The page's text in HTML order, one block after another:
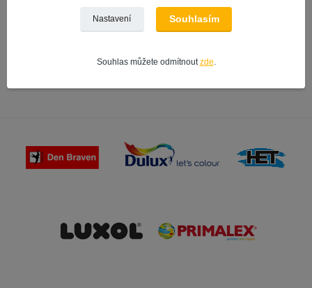
na univerzální použití
Nastavení Souhlasím
Souhlas můžete odmítnout zde